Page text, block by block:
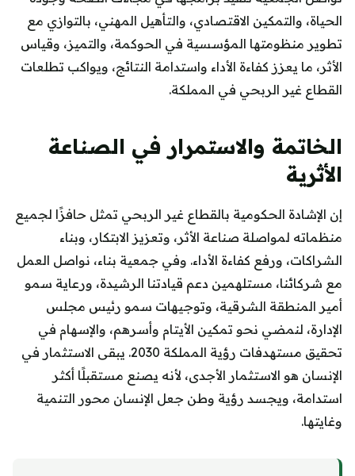
الحياة، والتمكين الاقتصادي، والتأهيل المهني، بالتوازي مع
تطوير منظومتها المؤسسية في الحوكمة، والتميز، وقياس
الأثر، ما يعزز كفاءة الأداء واستدامة النتائج، ويواكب تطلعات
القطاع غير الربحي في المملكة.
الخاتمة والاستمرار في الصناعة
الأثرية
إن الإشادة الحكومية بالقطاع غير الربحي تمثل حافزًا لجميع
منظماته لمواصلة صناعة الأثر، وتعزيز الابتكار، وبناء
الشراكات، ورفع كفاءة الأداء. وفي جمعية بناء، نواصل العمل
مع شركائنا، مستلهمين دعم قيادتنا الرشيدة، ورعاية سمو
أمير المنطقة الشرقية، وتوجيهات سمو رئيس مجلس
الإدارة، لنمضي نحو تمكين الأيتام وأسرهم، والإسهام في
تحقيق مستهدفات رؤية المملكة 2030. يبقى الاستثمار في
الإنسان هو الاستثمار الأجدى، لأنه يصنع مستقبلًا أكثر
استدامة، ويجسد رؤية وطن جعل الإنسان محور التنمية
وغايتها.